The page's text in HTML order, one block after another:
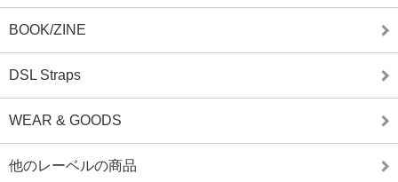
BOOK/ZINE
DSL Straps
WEAR & GOODS
他のレーベルの商品